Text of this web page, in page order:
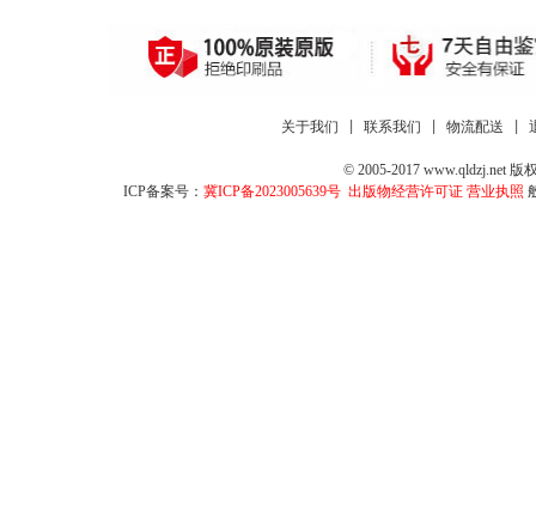
关于我们 联系我们 物流配送
© 2005-2017 www.qldzj.net
ICP备案号： 冀ICP备2023005639号 出版物经营许可证 营业执照